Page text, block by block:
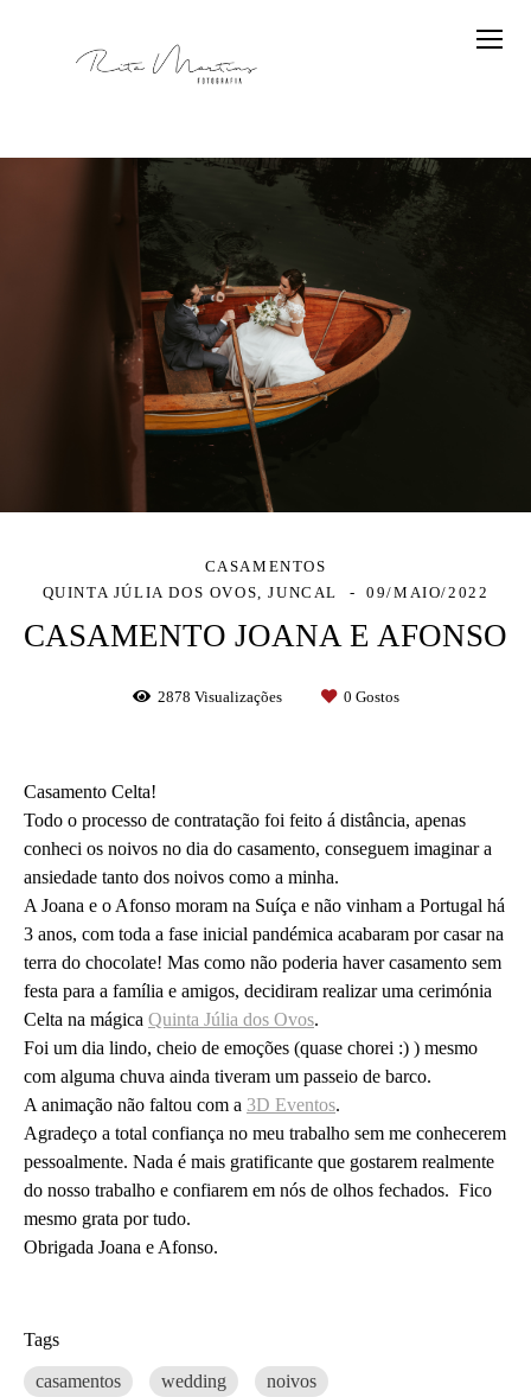
CASAMENTOS
QUINTA JÚLIA DOS OVOS, JUNCAL
09/MAIO/2022
CASAMENTO JOANA E AFONSO
2878 Visualizações 0 Gostos
Casamento Celta!
Todo o processo de contratação foi feito á distância, apenas
conheci os noivos no dia do casamento, conseguem imaginar a
ansiedade tanto dos noivos como a minha.
A Joana e o Afonso moram na Suíça e não vinham a Portugal há
3 anos, com toda a fase inicial pandémica acabaram por casar na
terra do chocolate! Mas como não poderia haver casamento sem
festa para a família e amigos, decidiram realizar uma cerimónia
Celta na mágica Quinta Júlia dos Ovos.
Foi um dia lindo, cheio de emoções (quase chorei :) ) mesmo
com alguma chuva ainda tiveram um passeio de barco.
A animação não faltou com a 3D Eventos.
Agradeço a total confiança no meu trabalho sem me conhecerem
pessoalmente. Nada é mais gratificante que gostarem realmente
do nosso trabalho e confiarem em nós de olhos fechados. Fico
mesmo grata por tudo.
Obrigada Joana e Afonso.
Tags
casamentos wedding noivos